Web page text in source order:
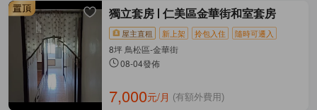
獨立套房 仁美區金華街和室套房
屋主直租 新上架 拎包入住 隨時可遷入
8坪 鳥松區-金華街
08-04發佈
7,000元/月 (有額外費用)